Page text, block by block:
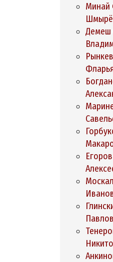
Минай Филлипович
Демеш Ольга
Рынкевіч Іосіф
Богданов Леонид
Мариненко Калистрат
Горбукова Нина
Егоров Михаил
Москалёв Федор
Глинский Иван
Тенеров Иван
Анкинович Леонид